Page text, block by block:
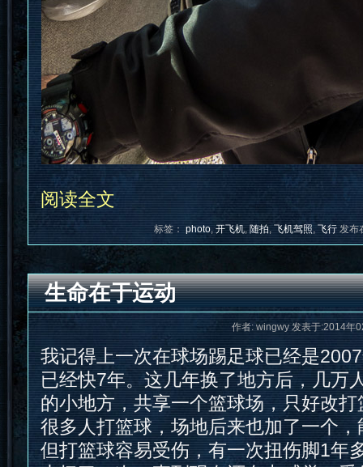
阅读全文
标签： photo,开飞机,随拍, 飞机驾照, 飞行 发布
生命在于运动
作者: wingwy 发表于:2014年
我记得上一次在球场踢足球已经是
已经快7年。这几年换了地方后，几万
的小地方，共享一个篮球场，只好改
很多人打篮球，场地后来也加了一个
但打篮球容易受伤，有一次扭伤脚1年